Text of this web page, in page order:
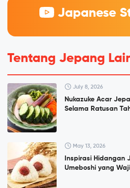
Japanese
Tentang Jepang
July 8, 2026
Nukazuke Acar
Selama Ratusan
May 13, 2026
Inspirasi Hidangan
Umeboshi yang